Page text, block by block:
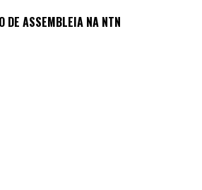
DE ASSEMBLEIA NA NTN